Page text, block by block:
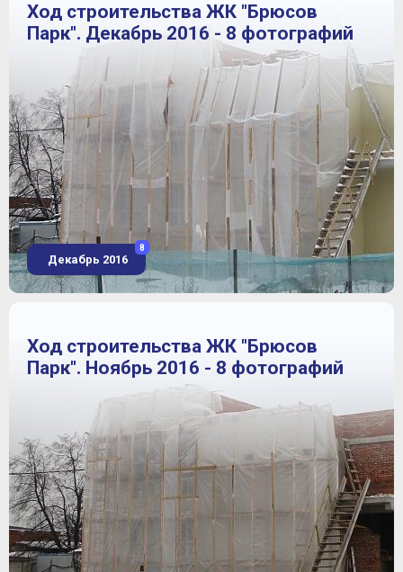
Ход строительства ЖК "Брюсов
Парк". Декабрь 2016 - 8 фотографий
Декабрь 2016
8
Ход строительства ЖК "Брюсов
Парк". Ноябрь 2016 - 8 фотографий